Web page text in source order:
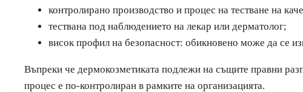
контролирано производство и процес на тестване на
тествана под наблюдението на лекар или дерматолог;
висок профил на безопасност: обикновено може да се
Въпреки че дермокозметиката подлежи на същите правни
процес е по-контролиран в рамките на организацията.